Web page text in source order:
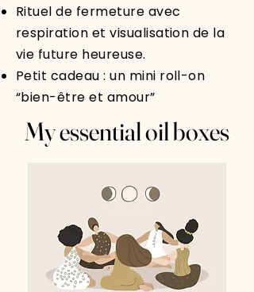
Rituel de fermeture avec
respiration et visualisation de la
vie future heureuse.
Petit cadeau : un mini roll-on
“bien-être et amour”
My essential oil boxes